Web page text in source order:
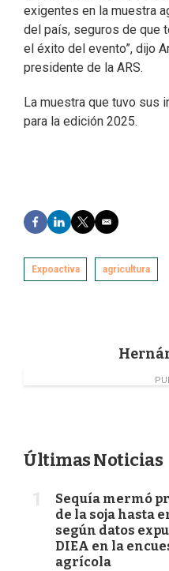
exigentes en la muestra
del país, seguros de que
el éxito del evento”, dijo
presidente de la ARS.
La muestra que tuvo sus
para la edición 2025.
F
a
e
b
L
i
k
e
T
w
t
E
m
i
l
Expoactiva agricultura
Últimas Noticias
Sequía mermó
de la soja hasta
según datos
DIEA en la
agrícola